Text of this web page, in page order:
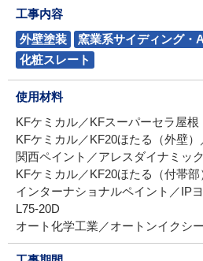
工事内容
外壁塗装
窯業系サイディング・
化粧スレート
使用材料
KFケミカル／KFスーパーセラ屋根
KFケミカル／KF20ほたる（外壁
関西ペイント／アレスダイナミッ
KFケミカル／KF20ほたる（付帯
インターナショナルペイント／IP
L75-20D
オート化学工業／オートンイクシ